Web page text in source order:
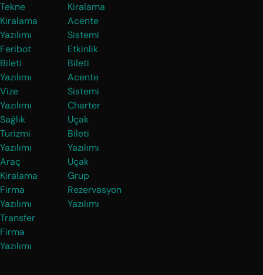
Tekne
Kiralama
Yazılımı
Feribot
Bileti
Yazılımı
Vize
Yazılımı
Sağlık
Turizmi
Yazılımı
Araç
Kiralama
Firma
Yazılımı
Transfer
Firma
Yazılımı
Kiralama
Acente
Sistemi
Etkinlik
Bileti
Acente
Sistemi
Charter
Uçak
Bileti
Yazılımı
Uçak
Grup
Rezervasyon
Yazılımı